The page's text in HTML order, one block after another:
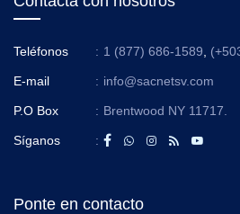
Teléfonos : 1 (877) 686-1589
E-mail : info@sacnetsv.com
P.O Box : Brentwood NY 11717.
Síganos :
Ponte en contacto